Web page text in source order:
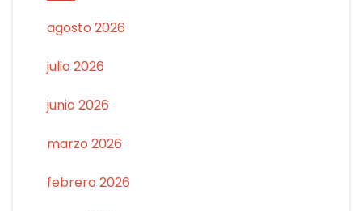
agosto 2026
julio 2026
junio 2026
marzo 2026
febrero 2026